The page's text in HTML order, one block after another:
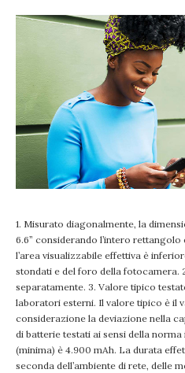
1. Misurato diagonalmente, la
6.6” considerando l’intero
l’area visualizzabile effettiva è
stondati e del foro della fotocamera.
separatamente. 3. Valore tipico
laboratori esterni. Il valore tipico è il
considerazione la deviazione nella
di batterie testati ai sensi della
(minima) è 4.900 mAh. La durata
seconda dell’ambiente di rete, delle